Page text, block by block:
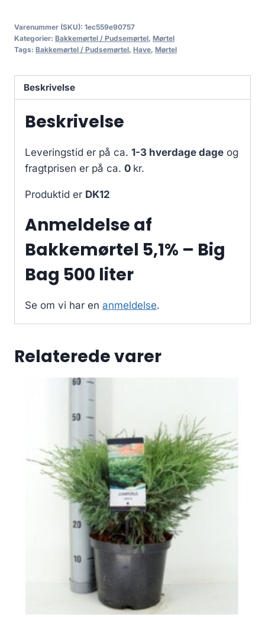
Varenummer (SKU): 1ec559e90757
Kategorier: Bakkemørtel / Pudsemørtel, Mørtel
Tags: Bakkemørtel / Pudsemørtel, Have, Mørtel
Beskrivelse
Beskrivelse
Leveringstid er på ca. 1-3 hverdage dage og
fragtprisen er på ca. 0 kr.
Produktid er DK12
Anmeldelse af
Bakkemørtel 5,1% – Big
Bag 500 liter
Se om vi har en anmeldelse.
Relaterede varer